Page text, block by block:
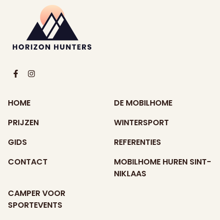
HOME
DE MOBILHOME
PRIJZEN
WINTERSPORT
GIDS
REFERENTIES
CONTACT
MOBILHOME HUREN SINT-
NIKLAAS
CAMPER VOOR
SPORTEVENTS